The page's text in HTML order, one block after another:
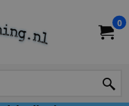
0